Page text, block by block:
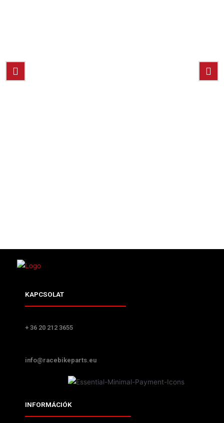
KAPCSOLAT
+ 36 20 212 3655
info@racebikeparts.eu
INFORMÁCIÓK